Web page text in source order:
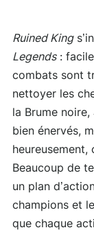
Ruined King
Legends: facile
combats sont
nettoyer les
la Brume
bien énervés,
Beaucoup de
un plan
champions et
que chaque